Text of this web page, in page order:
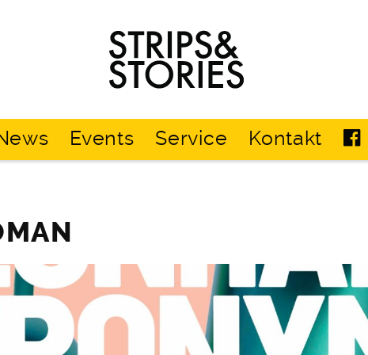
Strips
&
Stories
Events Service Kontakt